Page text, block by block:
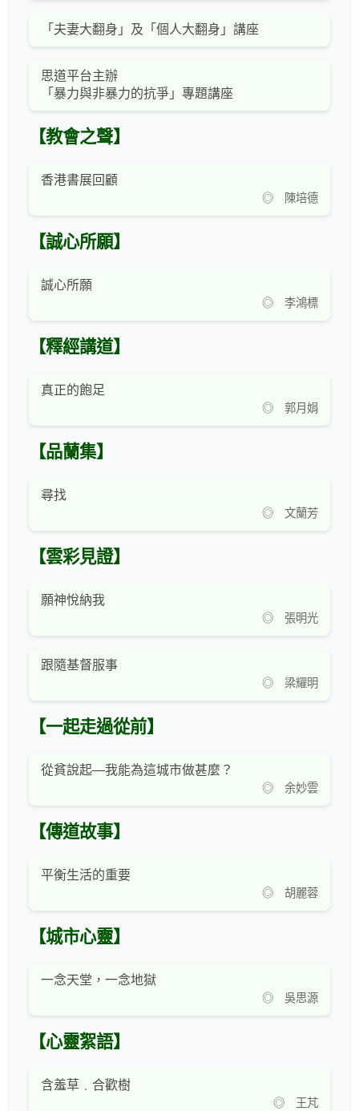
「夫妻大翻身」及「個人大翻身」講座
思道平台主辦
「暴力與非暴力的抗爭」專題講座
【教會之聲】
香港書展回顧
◎ 陳培德
【誠心所願】
誠心所願
◎ 李鴻標
【釋經講道】
真正的飽足
◎ 郭月娟
【品蘭集】
尋找
◎ 文蘭芳
【雲彩見證】
願神悅納我
◎ 張明光
跟隨基督服事
◎ 梁耀明
【一起走過從前】
從貧說起—我能為這城市做甚麼？
◎ 余妙雲
【傳道故事】
平衡生活的重要
◎ 胡麗蓉
【城市心靈】
一念天堂，一念地獄
◎ 吳思源
【心靈絮語】
含羞草﹒合歡樹
◎ 王芃